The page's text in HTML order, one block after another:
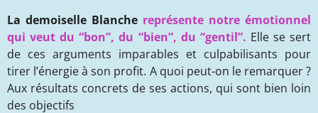
La demoiselle Blanche représente notre émotionnel
qui veut du “bon”, du “bien”, du “gentil”. Elle se sert
de ces arguments imparables et culpabilisants pour
tirer l’énergie à son profit. A quoi peut-on le remarquer ?
Aux résultats concrets de ses actions, qui sont bien loin
des objectifs